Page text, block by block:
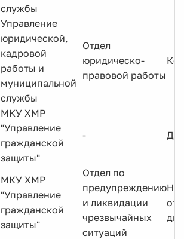
службы
Управление
юридической,
кадровой
работы и
муниципальной
службы
Отдел
юридическо-
правовой работы
МКУ ХМР
"Управление
гражданской
защиты"
-
МКУ ХМР
"Управление
гражданской
защиты"
Отдел по
предупреждению
и ликвидации
чрезвычайных
ситуаций